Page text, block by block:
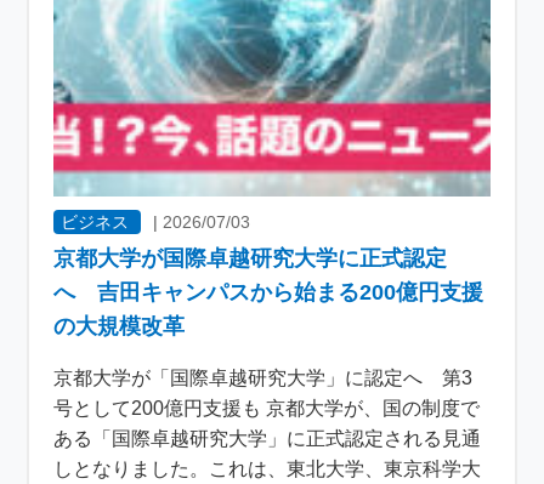
ビジネス | 2026/07/03
京都大学が国際卓越研究大学に正式認定
へ 吉田キャンパスから始まる200億円支援
の大規模改革
京都大学が「国際卓越研究大学」に認定へ 第3
号として200億円支援も 京都大学が、国の制度で
ある「国際卓越研究大学」に正式認定される見通
しとなりました。これは、東北大学、東京科学大